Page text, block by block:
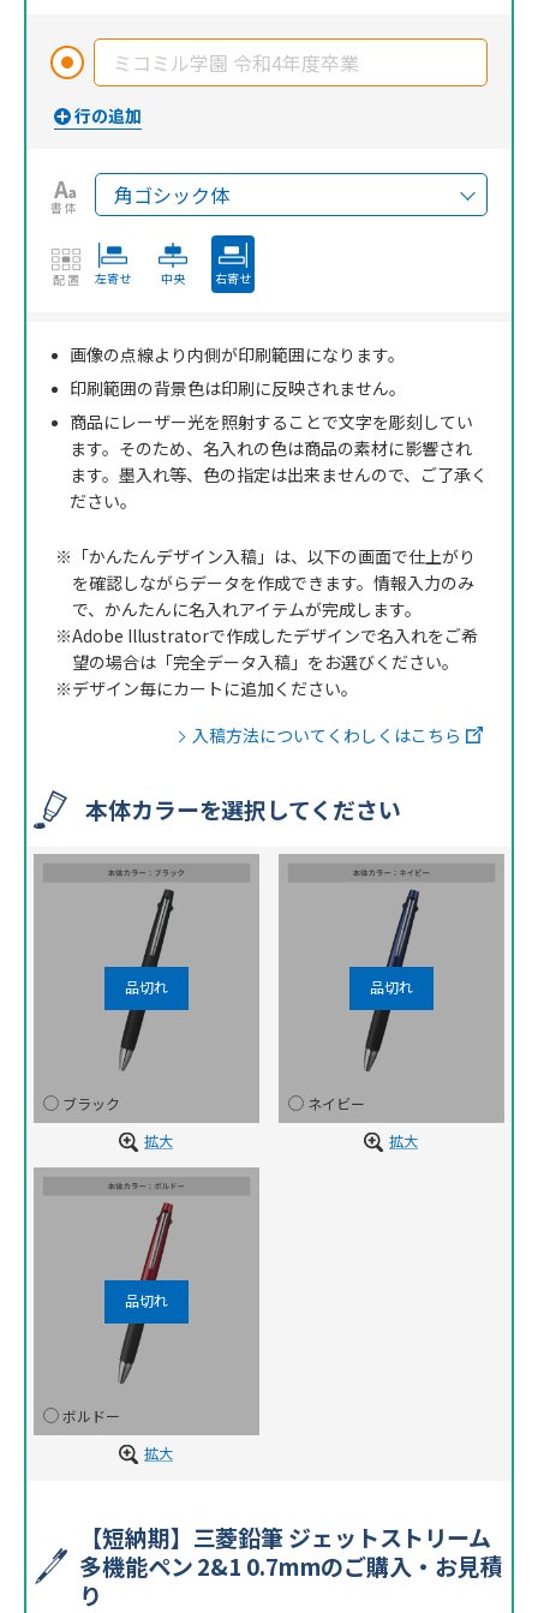
書体
配置 左寄せ 中央 右寄せ
画像の点線より内側が印刷範囲になります。
印刷範囲の背景色は印刷に反映されません。
商品にレーザー光を照射することで文字を彫刻してい
ます。そのため、名入れの色は商品の素材に影響され
ます。墨入れ等、色の指定は出来ませんので、ご了承く
ださい。
※「かんたんデザイン入稿」は、以下の画面で仕上がり
を確認しながらデータを作成できます。情報入力のみ
で、かんたんに名入れアイテムが完成します。
※Adobe Illustratorで作成したデザインで名入れをご希
望の場合は「完全データ入稿」をお選びください。
※デザイン毎にカートに追加ください。
入稿方法についてくわしくはこちら
本体カラーを選択してください
ブラック
拡大
ネイビー
拡大
ボルドー
拡大
【短納期】三菱鉛筆 ジェットストリーム
多機能ペン 2&1 0.7mmのご購入・お見積
り